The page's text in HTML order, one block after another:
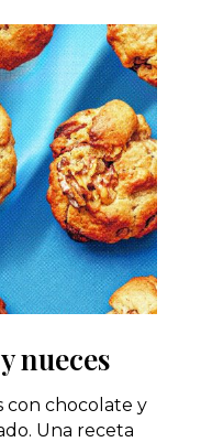
nueces
con chocolate y
Una receta